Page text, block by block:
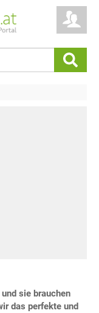
sie brauchen
das perfekte und